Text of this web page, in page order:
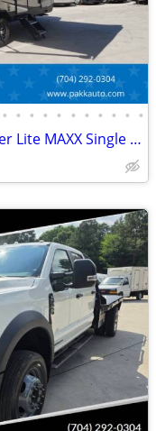
• • • • • • • • • • •
2022 Starcraft 18RBS Super Lite MAXX Single Axle Travel Trailer Camper